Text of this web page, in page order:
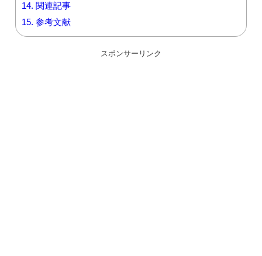
14. 関連記事
15. 参考文献
スポンサーリンク